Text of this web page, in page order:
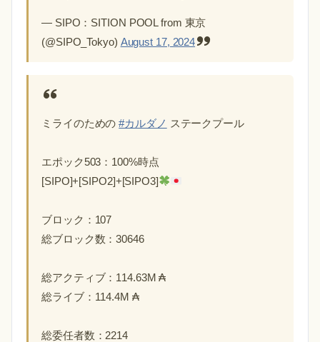
— SIPO：SITION POOL from 東京
(@SIPO_Tokyo) August 17, 2024
ミライのための#カルダノ ステークプール
エポック503：100%時点
[SIPO]+[SIPO2]+[SIPO3]
ブロック：107
総ブロック数：30646
総アクティブ：114.63M ₳
総ライブ：114.4M ₳
総委任者数：2214